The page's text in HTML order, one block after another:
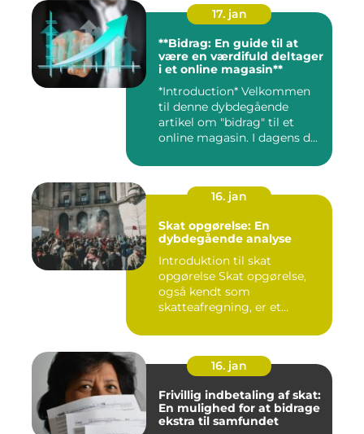
17. jan
**Bidrag: En guide til at
være en værdifuld deltager
i et online magasin**
*Introduction* Velkommen
til denne dybdegående
artikel om "bidrag" til et
online magasin. I dagens d...
16. jan
Skat opgørelse: En
dybdegående analyse
Introduktion til skat
opgørelse Skat opgørelse,
også kendt som
skatteafregning, er et
16. jan
Frivillig indbetaling af skat:
En mulighed for at bidrage
ekstra til samfundet